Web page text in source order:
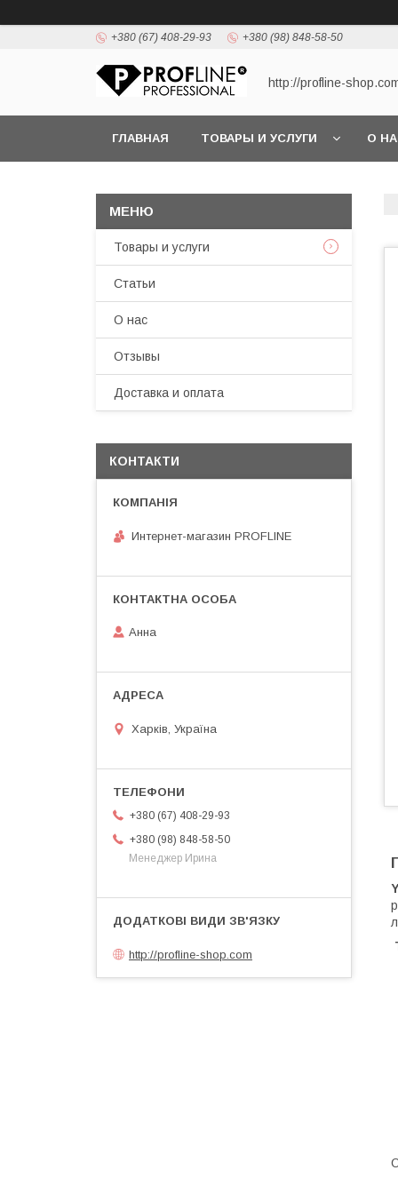
+380 (67) 408-29-93 +380 (98) 848-58-50
http://profline-
ГЛАВНАЯ ТОВАРЫ И УСЛУГИ О
Товары и услуги
Статьи
О нас
Отзывы
Доставка и оплата
КОНТАКТИ
Интернет-магазин PROFLINE
Анна
Харків, Україна
+380 (67) 408-29-93
+380 (98) 848-58-50
Менеджер Ирина
http://profline-shop.com